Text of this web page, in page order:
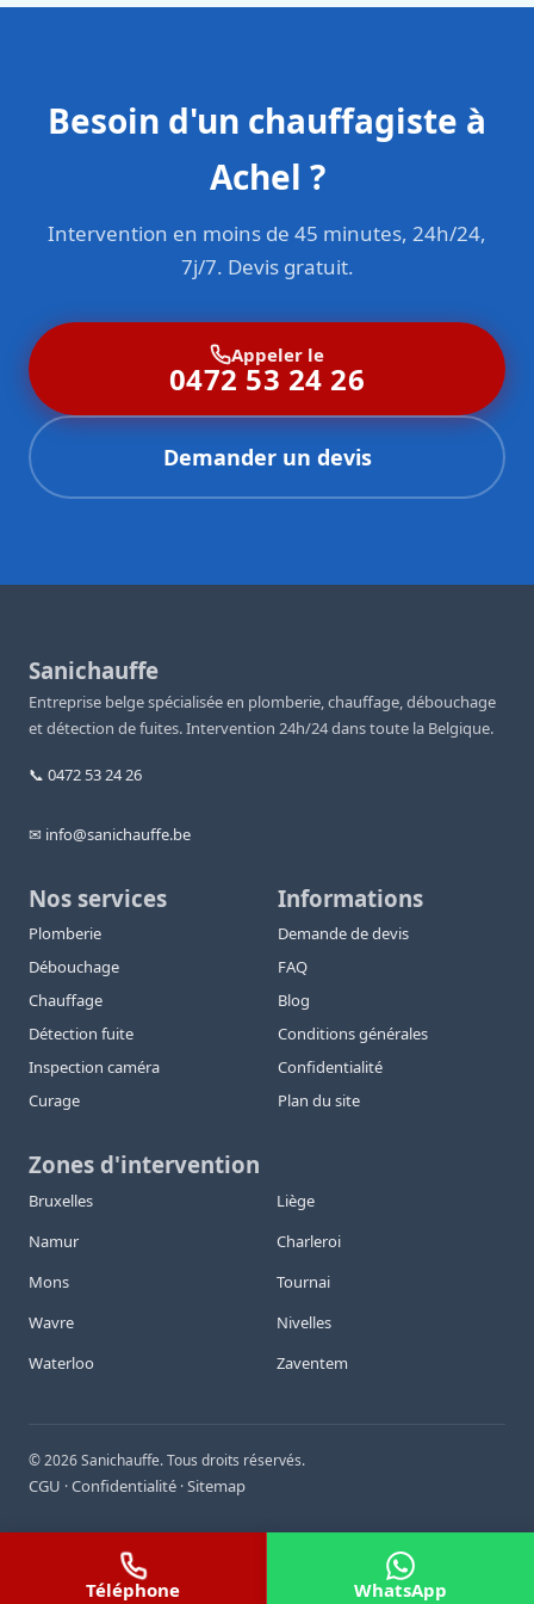
Besoin d'un chauffagiste à
Achel ?
Intervention en moins de 45 minutes, 24h/24,
7j/7. Devis gratuit.
Appeler le
0472 53 24 26
Demander un devis
Sanichauffe
Entreprise belge spécialisée en plomberie, chauffage, débouchage
et détection de fuites. Intervention 24h/24 dans toute la Belgique.
📞 0472 53 24 26
✉ info@sanichauffe.be
Nos services
Plomberie
Débouchage
Chauffage
Détection fuite
Inspection caméra
Curage
Informations
Demande de devis
FAQ
Blog
Conditions générales
Confidentialité
Plan du site
Zones d'intervention
Bruxelles
Liège
Namur
Charleroi
Mons
Tournai
Wavre
Nivelles
Waterloo
Zaventem
©2026Sanichauffe. Tous droits réservés.
CGU ·Confidentialité ·Sitemap